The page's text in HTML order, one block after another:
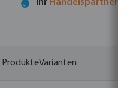
Ihr Handelspartner
ProdukteVarianten